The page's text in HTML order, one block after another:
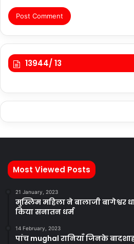
13944/ 13
Most Viewed Posts
21 January, 2023
मुस्लिम महिला ने बालाजी बागेश्वर
किया सनातन धर्म
14 February, 2023
पांच mughal रानियाँ जिनके